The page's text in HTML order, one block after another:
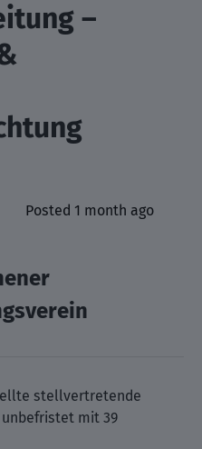
–
Posted 1 month ago
stellvertretende
mit 39